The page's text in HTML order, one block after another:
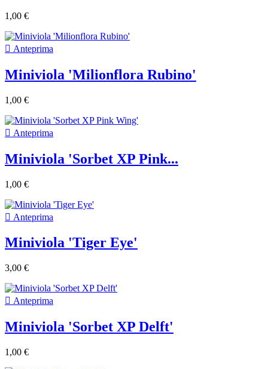
1,00 €
 Anteprima
Miniviola 'Milionflora Rubino'
1,00 €
 Anteprima
Miniviola 'Sorbet XP Pink...
1,00 €
 Anteprima
Miniviola 'Tiger Eye'
3,00 €
 Anteprima
Miniviola 'Sorbet XP Delft'
1,00 €